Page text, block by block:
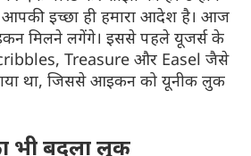
इच्छा ही हमारा आदेश है। आज
मिलने लगेंगे। इससे पहले यूजर्स के
Treasure और Easel जैसे
था, जिससे आइकन को यूनीक लुक
भी बदला लुक